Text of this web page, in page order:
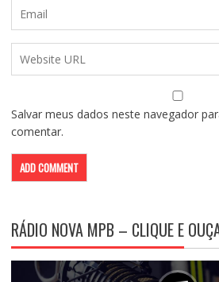
Salvar meus dados neste navegador
comentar.
RÁDIO NOVA MPB – CLIQUE E